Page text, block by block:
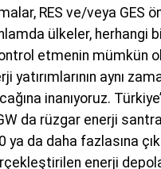
RES ve/veya GES
ülkeler, herhangi
etmenin mümkün
yatırımlarının aynı
inanıyoruz.
da rüzgar enerji
ya da daha fazlasına
enerji